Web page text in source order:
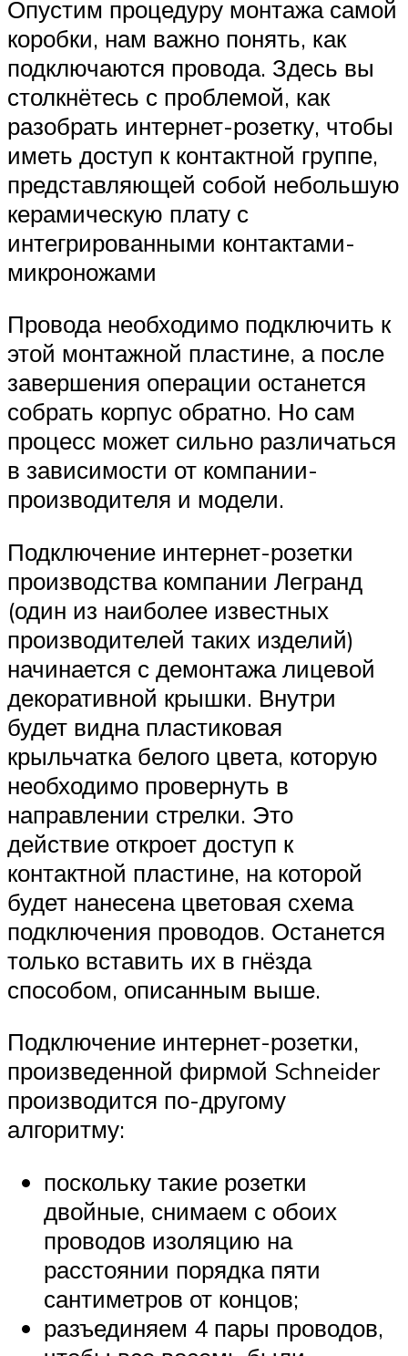
Опустим процедуру монтажа самой
коробки, нам важно понять, как
подключаются провода. Здесь вы
столкнётесь с проблемой, как
разобрать интернет-розетку, чтобы
иметь доступ к контактной группе,
представляющей собой небольшую
керамическую плату с
интегрированными контактами-
микроножами
Провода необходимо подключить к
этой монтажной пластине, а после
завершения операции останется
собрать корпус обратно. Но сам
процесс может сильно различаться
в зависимости от компании-
производителя и модели.
Подключение интернет-розетки
производства компании Легранд
(один из наиболее известных
производителей таких изделий)
начинается с демонтажа лицевой
декоративной крышки. Внутри
будет видна пластиковая
крыльчатка белого цвета, которую
необходимо провернуть в
направлении стрелки. Это
действие откроет доступ к
контактной пластине, на которой
будет нанесена цветовая схема
подключения проводов. Останется
только вставить их в гнёзда
способом, описанным выше.
Подключение интернет-розетки,
произведенной фирмой Schneider
производится по-другому
алгоритму:
поскольку такие розетки
двойные, снимаем с обоих
проводов изоляцию на
расстоянии порядка пяти
сантиметров от концов;
разъединяем 4 пары проводов,